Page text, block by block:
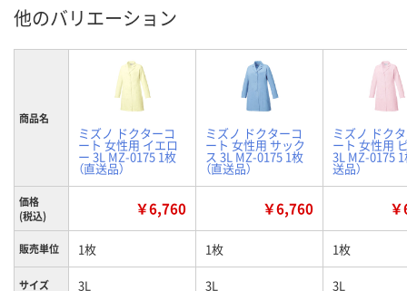
他のバリエーション
商品名
ミズノ ドクターコ
ート 女性用 イエロ
ー 3L MZ-0175 1枚
（直送品）
ミズノ ドクターコ
ート 女性用 サック
ス 3L MZ-0175 1枚
（直送品）
ミズノ ドク
ート 女性用
3L MZ-0175 1
送品）
価格
(税込)
￥6,760 ￥6,760
販売単位 1枚 1枚 1枚
サイズ 3L 3L 3L